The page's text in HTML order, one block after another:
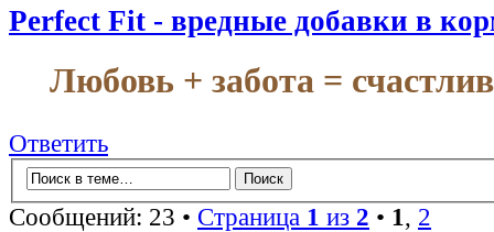
Perfect Fit - вредные добавки в
Любовь + забота =
Ответить
Сообщений: 23 • Страница 1 из 2 • 1, 2